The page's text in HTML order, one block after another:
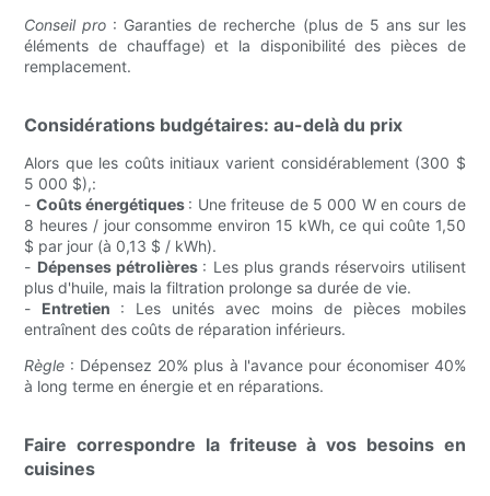
Conseil pro : Garanties de recherche (plus de 5 ans sur les
éléments de chauffage) et la disponibilité des pièces de
remplacement.
Considérations budgétaires: au-delà du prix
Alors que les coûts initiaux varient considérablement (300 $
5 000 $),:
- Coûts énergétiques : Une friteuse de 5 000 W en cours de
8 heures / jour consomme environ 15 kWh, ce qui coûte 1,50
$ par jour (à 0,13 $ / kWh).
- Dépenses pétrolières : Les plus grands réservoirs utilisent
plus d'huile, mais la filtration prolonge sa durée de vie.
- Entretien : Les unités avec moins de pièces mobiles
entraînent des coûts de réparation inférieurs.
Règle : Dépensez 20% plus à l'avance pour économiser 40%
à long terme en énergie et en réparations.
Faire correspondre la friteuse à vos besoins en
cuisines